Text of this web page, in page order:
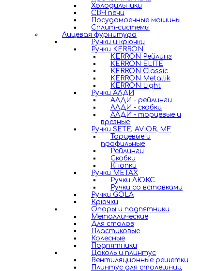
Холодильники
СВЧ печи
Посудомоечные машины
Сплит-системы
Лицевая фурнитура
Ручки и крючки
Ручки KERRON
KERRON Рейлинг
KERRON ELITE
KERRON Classic
KERRON Metallik
KERRON Light
Ручки АЛДИ
АЛДИ - рейлинги
АЛДИ - скобки
АЛДИ - торцевые и
врезные
Ручки SETE, AVIOR, MF
Торцевые и
профильные
Рейлинги
Скобки
Кнопки
Ручки METAX
Ручки ЛЮКС
Ручки со вставками
Ручки GOLA
Крючки
Опоры и подпятники
Металлические
Для столов
Пластиковые
Колесные
Подпятники
Цоколь и плинтус
Вентиляционные решетки
Плинтус для столешниц